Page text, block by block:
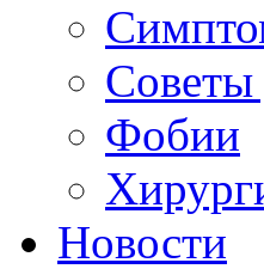
Советы
Фобии
Новости